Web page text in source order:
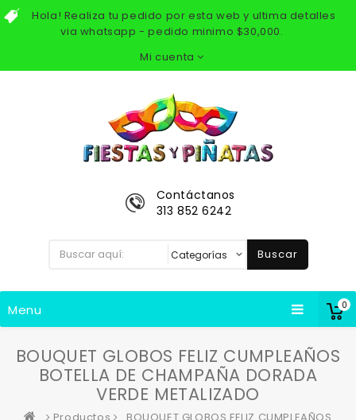
Hola! Realiza tu pedido por esta web y ultima detalles
via whatsapp - pedido minimo $30,000.
Mi cuenta
0
Contáctanos
313 852 6242
Buscar
Menu
BOUQUET GLOBOS FELIZ CUMPLEAÑOS
BOTELLA DE CHAMPAÑA DORADA
VERDE METALIZADO